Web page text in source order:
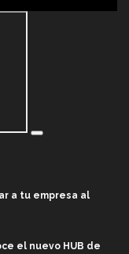
a tu empresa al
el nuevo HUB de